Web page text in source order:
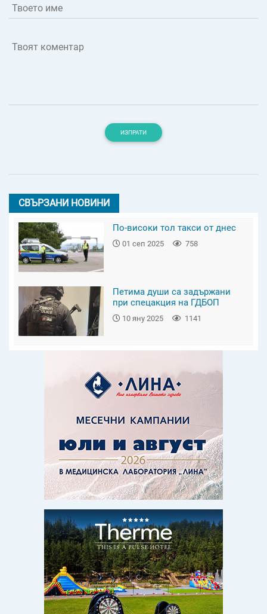
Твоето име
Твоят коментар
ИЗПРАТИ
СВЪРЗАНИ НОВИНИ
По-високи тол такси от днес
01 сеп 2025 758
Петима души са задържани
при спецакция на ГДБОП
10 яну 2025 1141